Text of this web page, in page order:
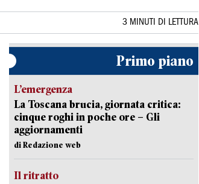
3 MINUTI DI LETTURA
Primo piano
L’emergenza
La Toscana brucia, giornata critica:
cinque roghi in poche ore – Gli
aggiornamenti
di Redazione web
Il ritratto